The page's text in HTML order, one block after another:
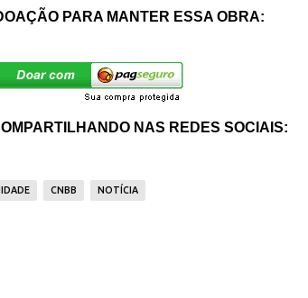
PARA MANTER ESSA OBRA:
NAS REDES SOCIAIS:
CNBB NOTÍCIA